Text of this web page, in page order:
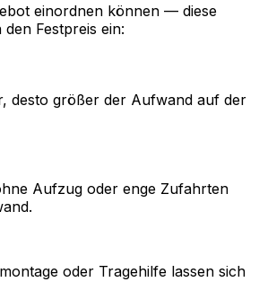
einordnen können — diese
Festpreis ein:
desto größer der Aufwand auf der
Aufzug oder enge Zufahrten
oder Tragehilfe lassen sich